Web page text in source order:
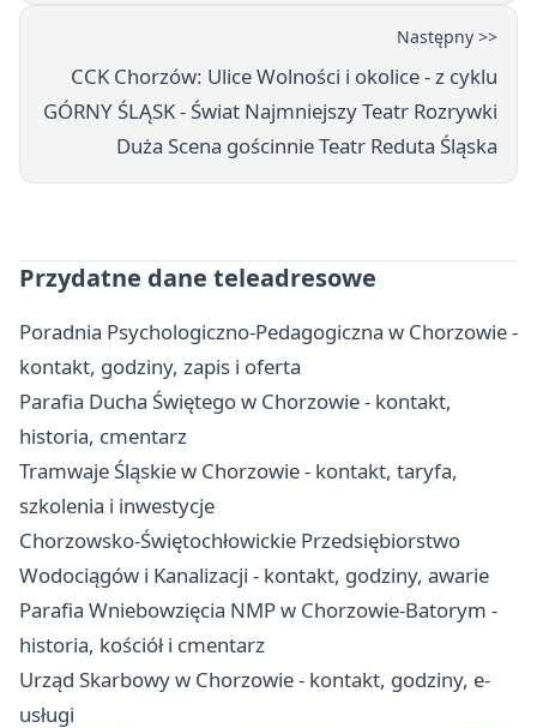
Następny >>
CCK Chorzów: Ulice Wolności i okolice - z cyklu
GÓRNY ŚLĄSK - Świat Najmniejszy Teatr Rozrywki
Duża Scena gościnnie Teatr Reduta Śląska
Przydatne dane teleadresowe
Poradnia Psychologiczno-Pedagogiczna w Chorzowie -
kontakt, godziny, zapis i oferta
Parafia Ducha Świętego w Chorzowie - kontakt,
historia, cmentarz
Tramwaje Śląskie w Chorzowie - kontakt, taryfa,
szkolenia i inwestycje
Chorzowsko-Świętochłowickie Przedsiębiorstwo
Wodociągów i Kanalizacji - kontakt, godziny, awarie
Parafia Wniebowzięcia NMP w Chorzowie-Batorym -
historia, kościół i cmentarz
Urząd Skarbowy w Chorzowie - kontakt, godziny, e-
usługi